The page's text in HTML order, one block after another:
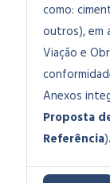
como:
outros), em
Viação e
Anexos
Proposta
Referência)